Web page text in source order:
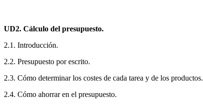
UD2. Cálculo del presupuesto.
2.1. Introducción.
2.2. Presupuesto por escrito.
2.3. Cómo determinar los costes de cada tarea y de los productos.
2.4. Cómo ahorrar en el presupuesto.